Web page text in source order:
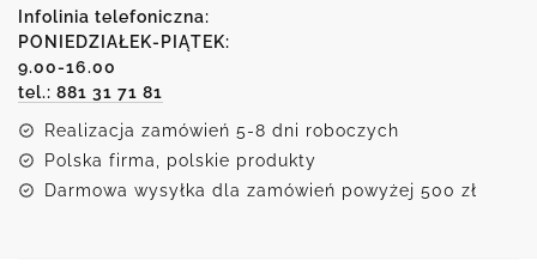
z
dziewczyną
w
białym
kapeluszu
Infolinia telefoniczna:
PONIEDZIAŁEK-PIĄTEK:
9.00-16.00
tel.: 881 31 71 81
Realizacja zamówień 5-8 dni roboczych
Polska firma, polskie produkty
Darmowa wysyłka dla zamówień powyżej 500 zł